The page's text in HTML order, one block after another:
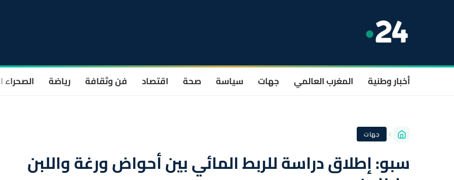
أخبار وطنية المغرب العالمي جهات سياسة صحة اقتصاد فن وثقافة رياضة الصحراء
جهات
سبو: إطلاق دراسة للربط المائي بين أحواض ورغة واللبن